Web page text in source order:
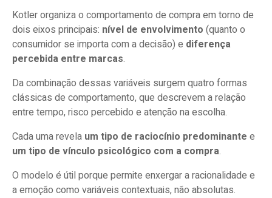
Kotler organiza o comportamento de compra em torno de
dois eixos principais: nível de envolvimento (quanto o
consumidor se importa com a decisão) e diferença
percebida entre marcas.
Da combinação dessas variáveis surgem quatro formas
clássicas de comportamento, que descrevem a relação
entre tempo, risco percebido e atenção na escolha.
Cada uma revela um tipo de raciocínio predominante e
um tipo de vínculo psicológico com a compra.
O modelo é útil porque permite enxergar a racionalidade e
a emoção como variáveis contextuais, não absolutas.